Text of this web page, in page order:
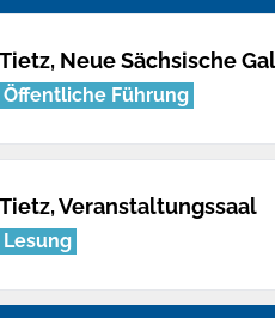
Tietz, Neue Sächsische
Öffentliche Führung
Tietz, Veranstaltungssaal
Lesung